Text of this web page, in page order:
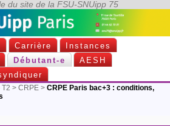
Carrière
Instances
Débutant-e
AESH
T2 >CRPE >CRPE Paris bac+3 : conditions,